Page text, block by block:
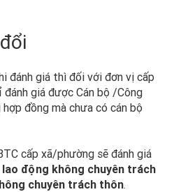
đánh giá thì đối với đơn vị cấp
đánh giá được Cán bộ/Công
đồng mà chưa có cán bộ
cấp xã/phường sẽ đánh giá
lao động không chuyên trách
chuyên trách thôn.